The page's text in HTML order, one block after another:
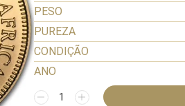
PESO
PUREZA
CONDIÇÃO
ANO